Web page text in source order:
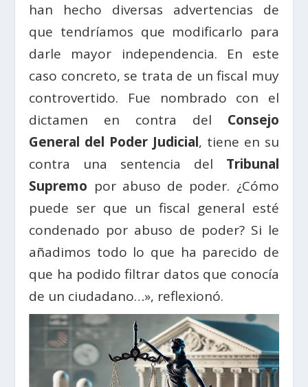
han hecho diversas advertencias de
que tendríamos que modificarlo para
darle mayor independencia. En este
caso concreto, se trata de un fiscal muy
controvertido. Fue nombrado con el
dictamen en contra del Consejo
General del Poder Judicial, tiene en su
contra una sentencia del Tribunal
Supremo por abuso de poder. ¿Cómo
puede ser que un fiscal general esté
condenado por abuso de poder? Si le
añadimos todo lo que ha parecido de
que ha podido filtrar datos que conocía
de un ciudadano…», reflexionó.